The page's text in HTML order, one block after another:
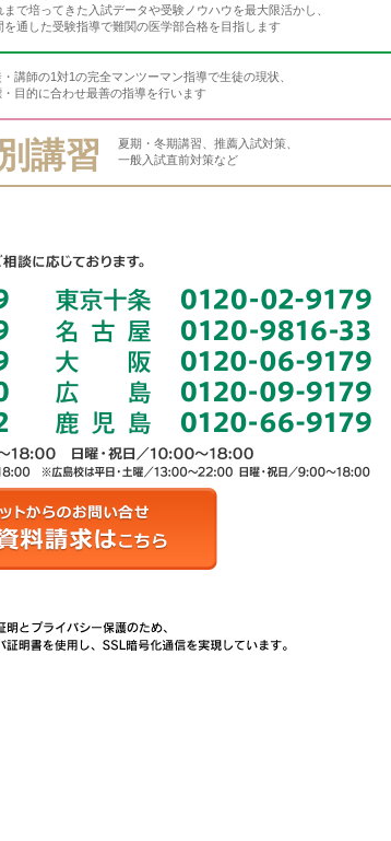
まで培ってきた入試データや受験ノウハウを最大限活かし、
を通した受験指導で難関の医学部合格を目指します
講師の1対1の完全マンツーマン指導で生徒の現状、
・目的に合わせ最善の指導を行います
講習
夏期・冬期講習、推薦入試対策、
一般入試直前対策など